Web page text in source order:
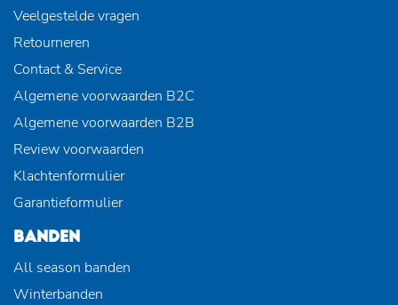
Veelgestelde vragen
Retourneren
Contact & Service
Algemene voorwaarden B2C
Algemene voorwaarden B2B
Review voorwaarden
Klachtenformulier
Garantieformulier
BANDEN
All season banden
Winterbanden